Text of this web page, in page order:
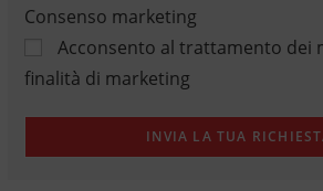
Consenso marketing
Acconsento al trattamento dei
finalità di marketing